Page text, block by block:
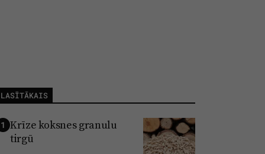
LASĪTĀKAIS
1 Krīze koksnes granulu
tirgū